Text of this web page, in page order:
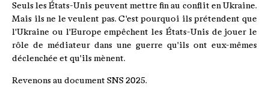
Seuls les États-Unis peuvent mettre fin au conflit en Ukraine.
Mais ils ne le veulent pas. C'est pourquoi ils prétendent que
l'Ukraine ou l'Europe empêchent les États-Unis de jouer le
rôle de médiateur dans une guerre qu'ils ont eux-mêmes
déclenchée et qu'ils mènent.
Revenons au document SNS 2025.